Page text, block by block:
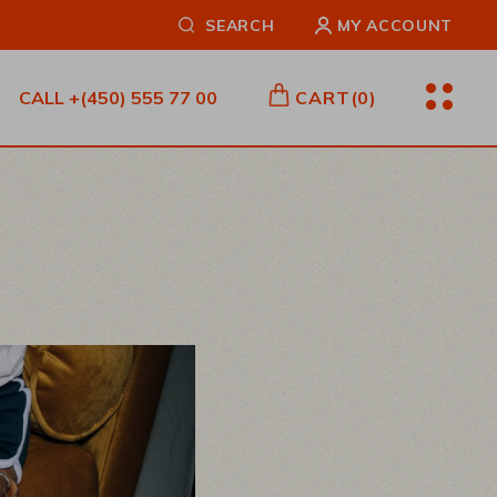
SEARCH MY ACCOUNT
CALL+(450) 555 77 00 CART (0)